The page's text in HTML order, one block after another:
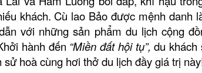
khách. Cù lao Bảo được mệnh danh
với những sản phẩm du lịch cộng
hành đến “Miền đất hội tụ”, du khách
hoà cùng hơi thở du lịch đầy giá trị